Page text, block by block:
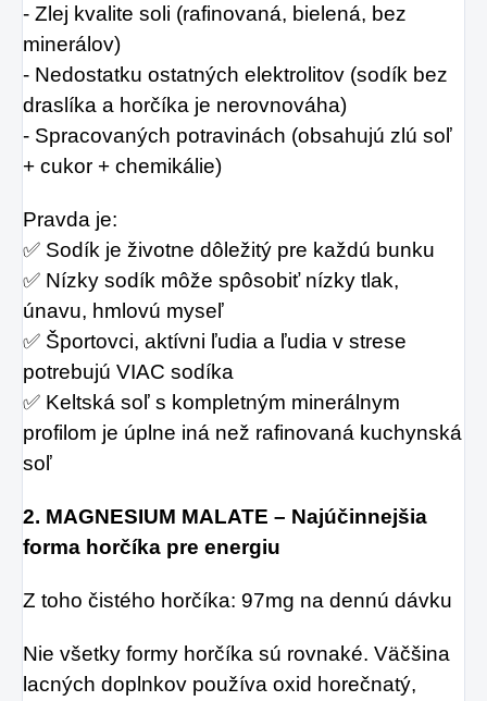
- Zlej kvalite soli (rafinovaná, bielená, bez
minerálov)
- Nedostatku ostatných elektrolitov (sodík bez
draslíka a horčíka je nerovnováha)
- Spracovaných potravinách (obsahujú zlú soľ
+ cukor + chemikálie)
Pravda je:
✅ Sodík je životne dôležitý pre každú bunku
✅ Nízky sodík môže spôsobiť nízky tlak,
únavu, hmlovú myseľ
✅ Športovci, aktívni ľudia a ľudia v strese
potrebujú VIAC sodíka
✅ Keltská soľ s kompletným minerálnym
profilom je úplne iná než rafinovaná kuchynská
soľ
2. MAGNESIUM MALATE – Najúčinnejšia
forma horčíka pre energiu
Z toho čistého horčíka: 97mg na dennú dávku
Nie všetky formy horčíka sú rovnaké. Väčšina
lacných doplnkov používa oxid horečnatý,